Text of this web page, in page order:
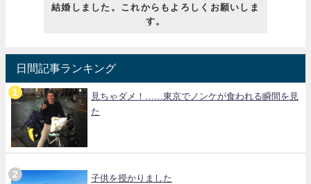
結婚しました。これからもよろしくお願いしま
す。
日間記事ランキング
見ちゃダメ！……東京でノンケが食われる瞬間を見
た
子供を授かりました